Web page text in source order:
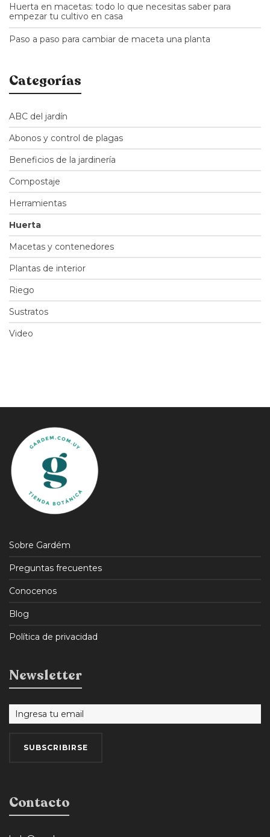
Huerta en macetas: todo lo que necesitas saber para
empezar tu cultivo en casa
Paso a paso para cambiar de maceta una planta
Categorías
ABC del jardín
Abonos y control de plagas
Beneficios de la jardinería
Compostaje
Herramientas
Huerta
Macetas y contenedores
Plantas de interior
Riego
Sustratos
Video
Sobre Gardém
Preguntas frecuentes
Conocenos
Blog
Política de privacidad
Newsletter
Contacto